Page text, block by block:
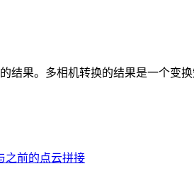
结果。多相机转换的结果是一个变
之前的点云拼接